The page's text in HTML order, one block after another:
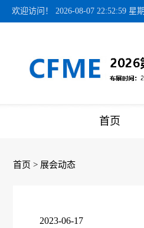
欢迎访问！ 2026-08-07 22:52:59 星
首页
首页 > 展会动态
2023-06-17